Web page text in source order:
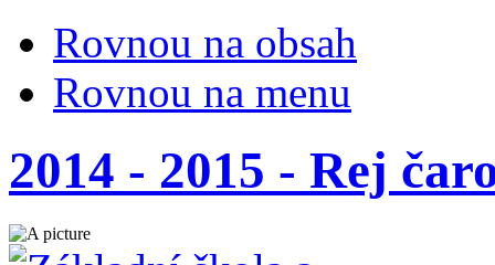
Rovnou na obsah
Rovnou na menu
2014 - 2015 - Rej